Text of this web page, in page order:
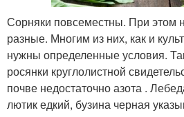
Сорняки повсеместны. При этом
разные. Многим из них, как и
нужны определенные условия.
росянки круглолистной
почве недостаточно азота .
лютик едкий, бузина черная